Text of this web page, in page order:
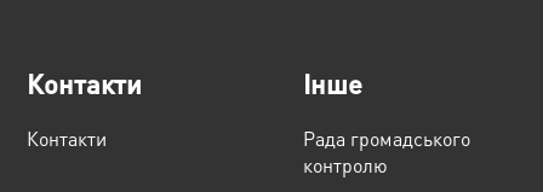
Контакти
Контакти
Інше
Рада громадського
контролю